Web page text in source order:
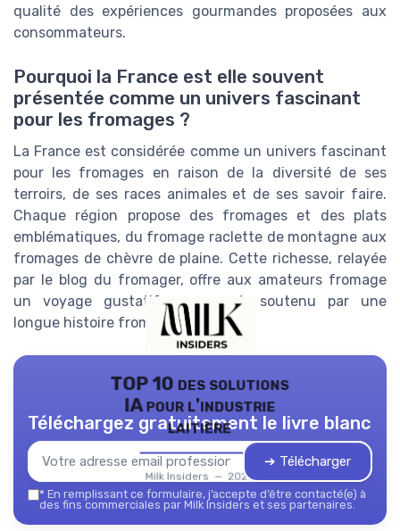
qualité des expériences gourmandes proposées aux
consommateurs.
Pourquoi la France est elle souvent
présentée comme un univers fascinant
pour les fromages ?
La France est considérée comme un univers fascinant
pour les fromages en raison de la diversité de ses
terroirs, de ses races animales et de ses savoir faire.
Chaque région propose des fromages et des plats
emblématiques, du fromage raclette de montagne aux
fromages de chèvre de plaine. Cette richesse, relayée
par le blog du fromager, offre aux amateurs fromage
un voyage gustatif permanent, soutenu par une
longue histoire fromagère.
TOP 10 des solutions
IA pour l'industrie
laitière
Milk Insiders — 2026
Téléchargez gratuitement le livre blanc
➔ Télécharger
* En remplissant ce formulaire, j’accepte d’être contacté(e) à
des fins commerciales par Milk Insiders et ses partenaires.